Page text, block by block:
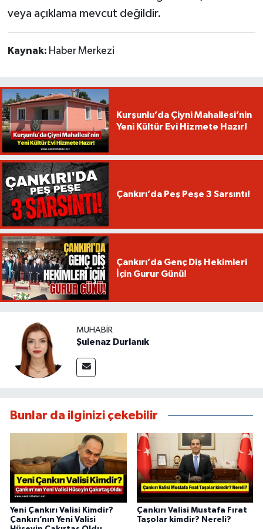
veya açıklama mevcut değildir.
Kaynak: Haber Merkezi
Kurşunlu’da Çiyni Mahallesi’nin
Yeni Kültür Evi Hizmete Hazır!
Çankırı’da Peş Peşe 3 Sarsıntı!
Çankırı’da Genç Diş Hekimleri
İçin Gurur Günü!
MUHABIR
Şulenaz Durlanık
Bunlar da ilginizi çekebilir
Yeni Çankırı Valisi Kimdir?
Çankırı’nın Yeni Valisi
Çankırı Valisi Mustafa Fırat
Taşolar kimdir? Nereli?